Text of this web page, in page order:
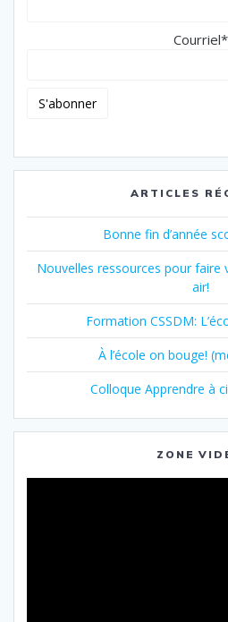
Courriel*
ARTICLES
Bonne fin d’année
Nouvelles ressources pour faire
air!
Formation CSSDM:
À l’école on bouge!
Colloque Apprendre à
ZONE